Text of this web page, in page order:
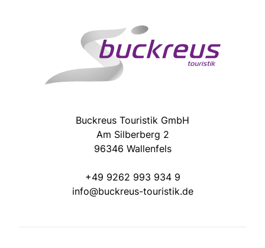
Buckreus Touristik GmbH
Am Silberberg 2
96346 Wallenfels
+49 9262 993 934 9
info@buckreus-touristik.de